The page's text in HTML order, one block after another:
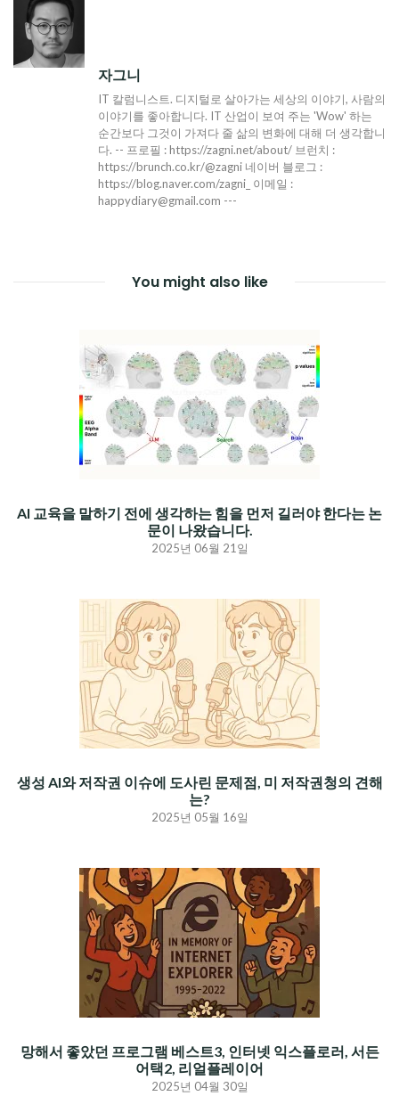
색
자그니
IT 칼럼니스트. 디지털로 살아가는 세상의 이야기, 사람의
이야기를 좋아합니다. IT 산업이 보여 주는 'Wow' 하는
순간보다 그것이 가져다 줄 삶의 변화에 대해 더 생각합니
다. -- 프로필 : https://zagni.net/about/ 브런치 :
https://brunch.co.kr/@zagni 네이버 블로그 :
https://blog.naver.com/zagni_ 이메일 :
happydiary@gmail.com ---
You might also like
AI 교육을 말하기 전에 생각하는 힘을 먼저 길러야 한다는 논
문이 나왔습니다.
2025년 06월 21일
생성 AI와 저작권 이슈에 도사린 문제점, 미 저작권청의 견해
는?
2025년 05월 16일
망해서 좋았던 프로그램 베스트3, 인터넷 익스플로러, 서든
어택2, 리얼플레이어
2025년 04월 30일